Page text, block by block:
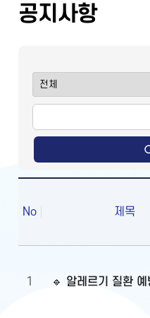
공지사항
No 제목
1